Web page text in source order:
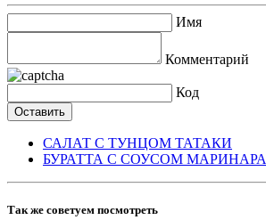
Имя
Комментарий
Код
САЛАТ С ТУНЦОМ ТАТАКИ
БУРАТТА С СОУСОМ МАРИНАРА
Так же советуем посмотреть